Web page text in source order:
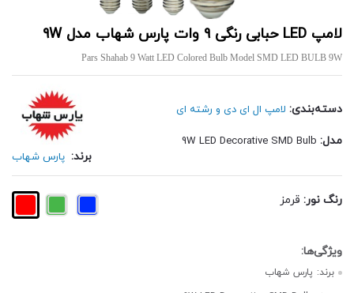
لامپ LED حبابی رنگی 9 وات پارس شهاب مدل 9W
Pars Shahab 9 Watt LED Colored Bulb Model SMD LED BULB 9W
دسته‌بندی: لامپ ال ای دی و رشته ای
مدل:
برند: پارس شهاب
رنگ نور: قرمز
برند: پارس شهاب